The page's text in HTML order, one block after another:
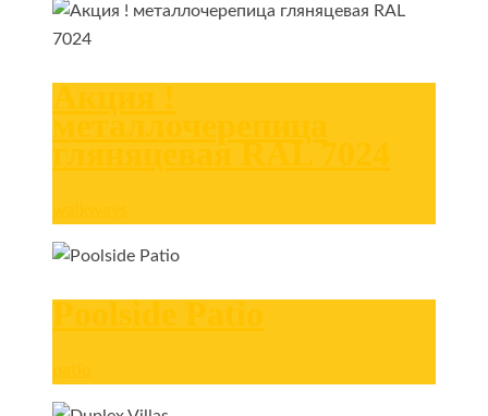
Акция !
металлочерепица
гляняцевая RAL 7024
walkways
Poolside Patio
patio